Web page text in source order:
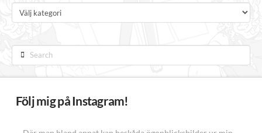
Kategorier
Search
Följ mig på Instagram!